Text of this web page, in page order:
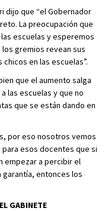
dijo que “el Gobernador
La preocupación que
escuelas y esperemos
gremios revean sus
en las escuelas”.
que el aumento salga
las escuelas y que no
que se están dando en
por eso nosotros vemos
esos docentes que si
empezar a percibir el
garantía, entonces los
GABINETE